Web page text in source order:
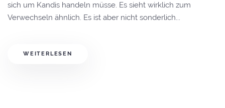
sich um Kandis handeln müsse. Es sieht wirklich zum
Verwechseln ähnlich. Es ist aber nicht sonderlich...
WEITERLESEN